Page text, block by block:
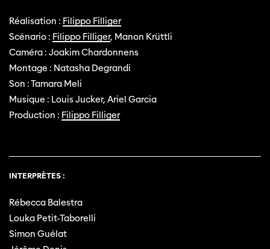
Réalisation : Filippo Filliger
Scénario : Filippo Filliger, Manon Krüttli
Caméra : Joakim Chardonnens
Montage : Natasha Degrandi
Son : Tamara Meli
Musique : Louis Jucker, Ariel Garcia
Production : Filippo Filliger
INTERPRÈTES :
Rébecca Balestra
Louka Petit-Taborelli
Simon Guélat